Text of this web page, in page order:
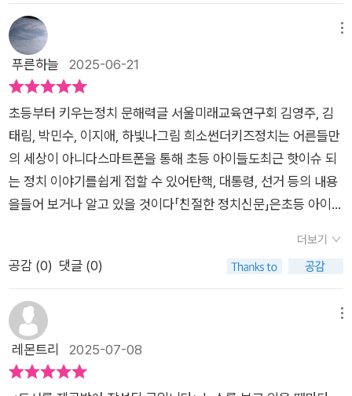
기 좋습니다꼭 알아야 하는 어휘를 따로 정리하여 어휘를 먼저 배
우고 읽으면 글의 흐름이 끊기지 않고 자연스럽게 읽을 수 있으
며 반복해서 읽고 암기하게 됩니다기사의 해시태그를 따로 표기
하여 기사의 핵심 내용을 한눈에 파악할 수 있고 관련 정치 상황
들을 읽으며 세상을 보는 시야를 넓히고 자신의 생각과 비교하
며 더 나은 미래를 위해 아이들 스스로 성장하게 합니다읽은 기사
를 잘 이해했는지 내용을 체크하고 스스로 글쓰기를 해보는 코너
를 제공하고 정치톡톡이라는 대화로 추가 지식도 얻을 수 있습니
다다양한 구성으로 어렵게 생각했던 정치를 보다 쉽고 재밌게 읽
과 함께 읽고 서로의 의견을 이야기하는 시간을 가지길 추천합니
다 출판사로부터 도서를 제공받아 작성한 솔직 후기입니다
를 한 장에간결하게 제시하고,다음 장에는 해당 내용을 체크해볼
수 있는 문제가한 페이지에 4문제가 제시되며정치톡톡의 대화를
통해 배경지식을 넓힐 수 있다.♡-대통령 권한대행이 또 바뀌었
어요.-갈릴레오의 재판, 다수결의 진짜 의미.-님비현상과 핌비현
vs반대♡기사내용이 길지 않아서 차근차근 읽다보면정치 용어
도 낯설지가 않아서 뉴스보기가 편안해질 듯 합니다.고학년은 사
회가 제일 어렵다고 하는데아마도 많이 접해보지 않은 정치,역사,
지리 등의 용어가어려워서 일듯합니다. 매일 기사2개씩 읽어 보
는 것으로 완독해보시길 추천합니다.#친절한정치신문#썬더키즈
#초등추천#초등사회#고학년추천도서#북스타그램#주말독서.
푸른하늘 2025-06-21
초등부터 키우는정치 문해력​글 서울미래교육연구회 김영주, 김
태림, 박민수, 이지애, 하빛나그림 희소썬더키즈​​정치는 어른들만
의 세상이 아니다스마트폰을 통해 초등 아이들도최근 핫이슈 되
는 정치 이야기를쉽게 접할 수 있어탄핵, 대통령, 선거 등의 내용
을들어 보거나 알고 있을 것이다​「친절한 정치신문」은초등 아이들
을 향한 궁금증도 생기고해결도 해주는 책이라 할 수 있다​흥미로
운 신문기사를 읽으며어렵게 느껴지는 정치에 대해알아 보자현
실 사회에서 실제로 일어난여러 기사를 읽으면서세상의 변화를
느껴보기를 바란다5장으로 구성되어 있다 ​🍇 1장 정치와 민주주
의🍈 2장 나라 살림을 꾸리는 대통령과 정부🍉 3장 국민을 대표
하는 의회🍍 4장 옳고 그름을 판단하는 법원🍒 5장 생활 속의 정
더보기
공감 (0) 댓글 (0)
레몬트리 2025-07-08